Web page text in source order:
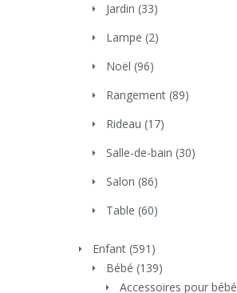
Jardin (33)
Lampe (2)
Noël (96)
Rangement (89)
Rideau (17)
Salle-de-bain (30)
Salon (86)
Table (60)
Enfant (591)
Bébé (139)
Accessoires pour bébé